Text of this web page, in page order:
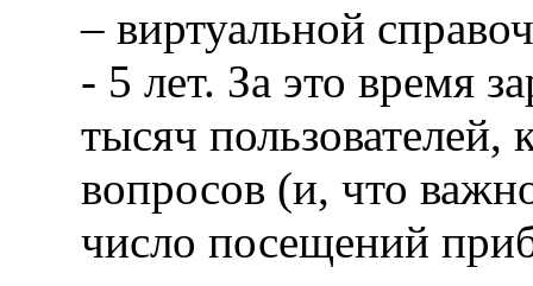
– виртуальной
- 5 лет. За это время
тысяч пользователей,
вопросов (и, что
число посещений